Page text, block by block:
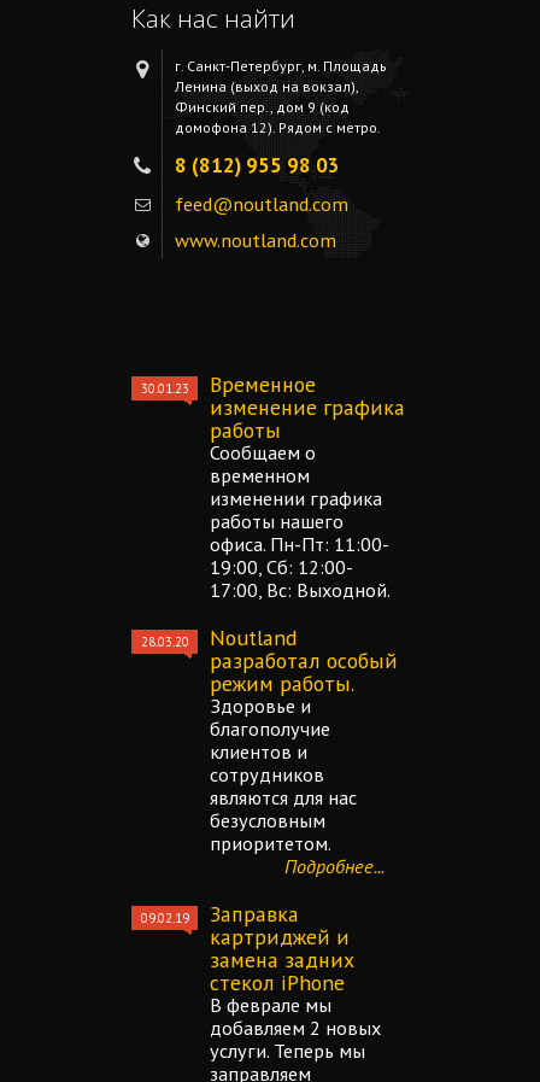
Как нас найти
г. Санкт-Петербург, м. Площадь
Ленина (выход на вокзал),
Финский пер., дом 9 (код
домофона 12). Рядом с метро.
8 (812) 955 98 03
feed@noutland.com
www.noutland.com
30.01.23
Временное
изменение графика
работы
Сообщаем о
временном
изменении графика
работы нашего
офиса. Пн-Пт: 11:00-
19:00, Сб: 12:00-
17:00, Вс: Выходной.
28.03.20
Noutland
разработал особый
режим работы.
Здоровье и
благополучие
клиентов и
сотрудников
являются для нас
безусловным
приоритетом.
Подробнее...
09.02.19
Заправка
картриджей и
замена задних
стекол iPhone
В феврале мы
добавляем 2 новых
услуги. Теперь мы
заправляем